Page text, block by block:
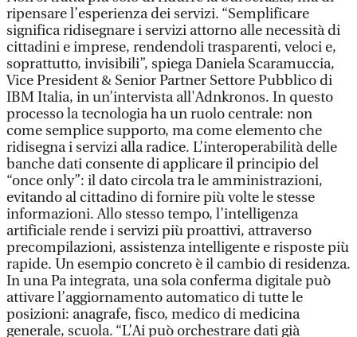
ripensare l’esperienza dei servizi. “Semplificare
significa ridisegnare i servizi attorno alle necessità di
cittadini e imprese, rendendoli trasparenti, veloci e,
soprattutto, invisibili”, spiega Daniela Scaramuccia,
Vice President & Senior Partner Settore Pubblico di
IBM Italia, in un’intervista all'Adnkronos. In questo
processo la tecnologia ha un ruolo centrale: non
come semplice supporto, ma come elemento che
ridisegna i servizi alla radice. L’interoperabilità delle
banche dati consente di applicare il principio del
“once only”: il dato circola tra le amministrazioni,
evitando al cittadino di fornire più volte le stesse
informazioni. Allo stesso tempo, l’intelligenza
artificiale rende i servizi più proattivi, attraverso
precompilazioni, assistenza intelligente e risposte più
rapide. Un esempio concreto è il cambio di residenza.
In una Pa integrata, una sola conferma digitale può
attivare l’aggiornamento automatico di tutte le
posizioni: anagrafe, fisco, medico di medicina
generale, scuola. “L’Ai può orchestrare dati già